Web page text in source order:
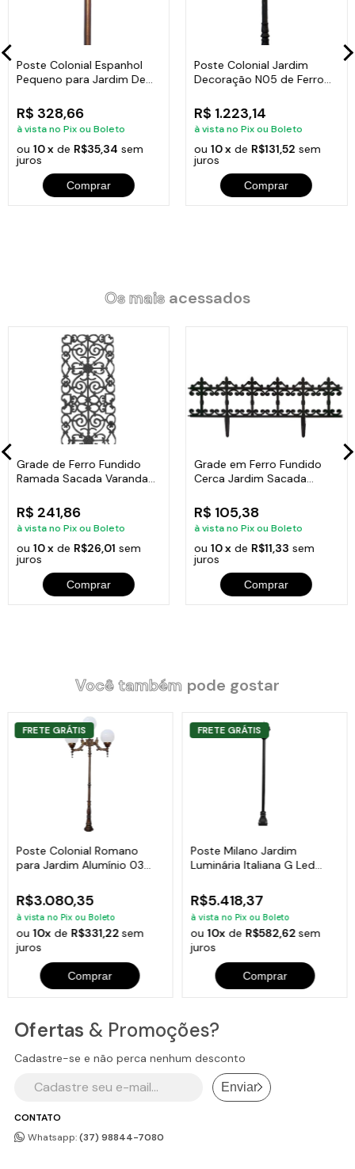
Itens Inclusos:
234cm.
Código:
Poste Colonial Espanhol
Pequeno para Jardim De
R$ 328,66
à vista no Pix ou Boleto
ou 10 xde R$35,34 sem
juros
Comprar
Poste Colonial Jardim
Decoração N05 de Ferro
R$ 1.223,14
à vista no Pix ou Boleto
ou 10 xde R$131,52 sem
juros
Comprar
Os mais acessados
Grade de Ferro Fundido
Ramada Sacada Varanda
R$ 241,86
à vista no Pix ou Boleto
ou 10 xde R$26,01 sem
juros
Comprar
Grade em Ferro Fundido
Cerca Jardim Sacada
R$ 105,38
à vista no Pix ou Boleto
ou 10 xde R$11,33 sem
juros
Comprar
Você também pode gostar
FRETE GRÁTIS
Poste Colonial Romano
para Jardim Alumínio 03
R$3.080,35
à vista no Pix ou Boleto
ou10x de R$331,22sem
juros
Comprar
FRETE GRÁTIS
Poste Milano Jardim
Luminária Italiana G Led
R$5.418,37
à vista no Pix ou Boleto
ou10x de R$582,62sem
juros
Comprar
CONTATO
Whatsapp:(37) 98844-7080
Ofertas & Promoções?
Cadastre-se e não perca nenhum desconto
Enviar